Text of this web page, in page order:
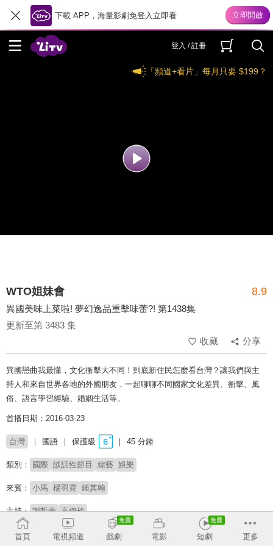
下載 APP，海量影劇免登入立即看
登入 / 註冊
「頻道+看片」每月只要 $199？
WTO姐妹會 8.9
異國美味上菜啦! 夢幻逸品重擊味蕾?! 第1438集
更新至第 3483 集
收藏
分享
異國戀曲我最懂，文化衝擊大不同！到底新住民怎麼看台灣？讓我們與主
持人和來自世界各地的外國朋友，一起聊聊不同國家文化差異、衝擊、風
俗、語言學習經驗、婚姻生活等。
首播日期：2016-03-23
台灣 國語 保護級 45 分鐘
類別： 國際 談話性節目 綜藝 娛樂
來賓： 小馬 楊羽霓 鍾其翰
主持： 謝哲青 高伊玲
# 談話性節目 # 新住民# 異國戀# 完整版 # 文化差異 # 外國人
首頁 電視頻道 戲劇 電影 短劇 更多